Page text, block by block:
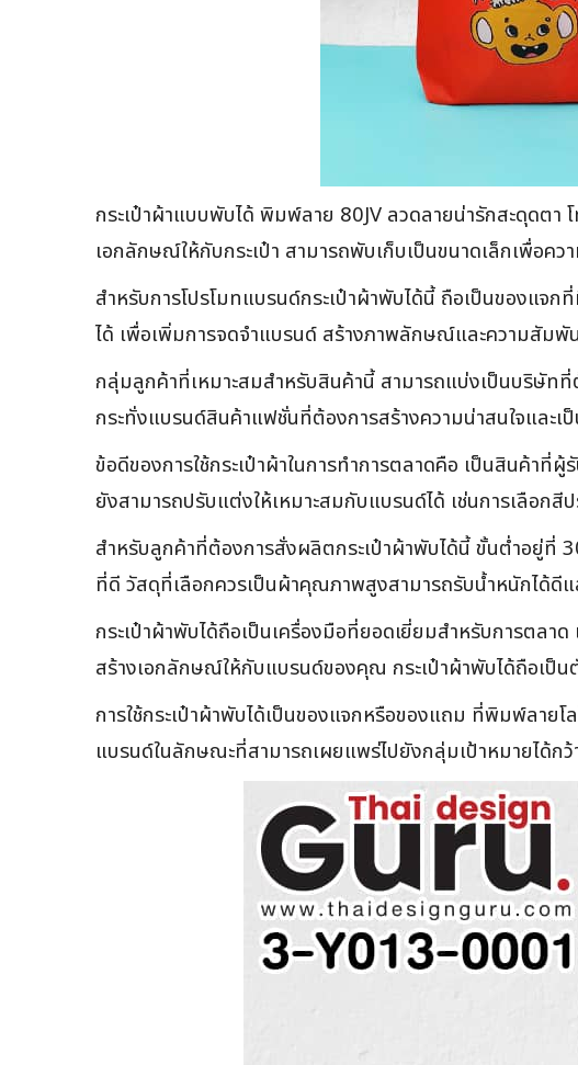
กระเป๋าผ้าแบบพับได้ พิมพ์ลาย 80JV ลวดลายน่ารักสะดุดต
เอกลักษณ์ให้กับกระเป๋า สามารถพับเก็บเป็นขนาดเล็กเพื่อค
สำหรับการโปรโมทแบรนด์กระเป๋าผ้าพับได้นี้ ถือเป็นของแจก
ได้ เพื่อเพิ่มการจดจำแบรนด์ สร้างภาพลักษณ์และความสัมพั
กลุ่มลูกค้าที่เหมาะสมสำหรับสินค้านี้ สามารถแบ่งเป็นบริษั
กระทั่งแบรนด์สินค้าแฟชั่นที่ต้องการสร้างความน่าสนใจและ
ข้อดีของการใช้กระเป๋าผ้าในการทำการตลาดคือ เป็นสินค้าที่ผู้
ยังสามารถปรับแต่งให้เหมาะสมกับแบรนด์ได้ เช่นการเลือกสี
สำหรับลูกค้าที่ต้องการสั่งผลิตกระเป๋าผ้าพับได้นี้ ขั้นต่ำอยู่ที่
ที่ดี วัสดุที่เลือกควรเป็นผ้าคุณภาพสูงสามารถรับน้ำหนักได้ดีแ
กระเป๋าผ้าพับได้ถือเป็นเครื่องมือที่ยอดเยี่ยมสำหรับการตล
สร้างเอกลักษณ์ให้กับแบรนด์ของคุณ กระเป๋าผ้าพับได้ถือเป็น
การใช้กระเป๋าผ้าพับได้เป็นของแจกหรือของแถม ที่พิมพ์ลาย
แบรนด์ในลักษณะที่สามารถเผยแพร่ไปยังกลุ่มเป้าหมายได้กว้